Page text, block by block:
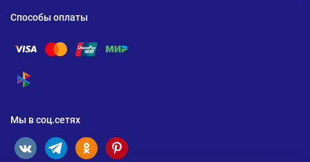
Способы оплаты
Помощь по оплате Visa
Помощь по оплате Mastercard
Помощь по оплате UnionPay
Помощь по оплате Мир
Помощь по оплате СБП
Мы в соц.сетях